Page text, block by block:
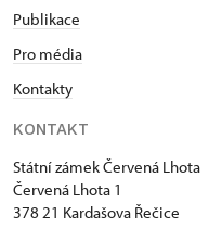
Publikace
Pro média
Kontakty
KONTAKT
Státní zámek Červená Lhota
Červená Lhota 1
378 21 Kardašova Řečice